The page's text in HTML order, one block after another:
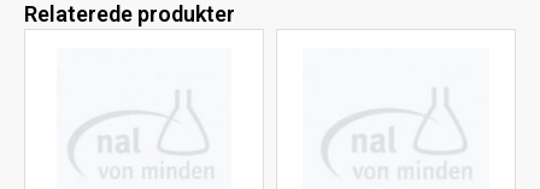
Relaterede produkter